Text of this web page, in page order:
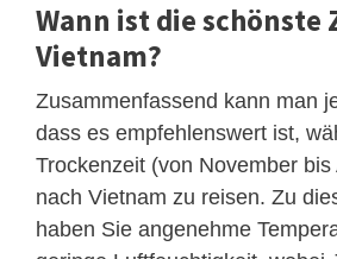
Wann ist die schönste
Vietnam?
Zusammenfassend kann man
dass es empfehlenswert ist,
Trockenzeit (von November bis
nach Vietnam zu reisen. Zu
haben Sie angenehme